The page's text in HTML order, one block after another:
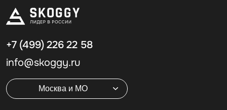
+7 (499) 226 22 58
info@skoggy.ru
Москва и МО